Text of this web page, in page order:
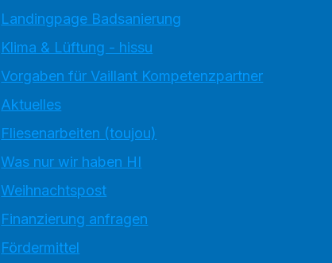
Landingpage Badsanierung
Klima & Lüftung - hissu
Vorgaben für Vaillant Kompetenzpartner
Aktuelles
Fliesenarbeiten (toujou)
Was nur wir haben HI
Weihnachtspost
Finanzierung anfragen
Fördermittel